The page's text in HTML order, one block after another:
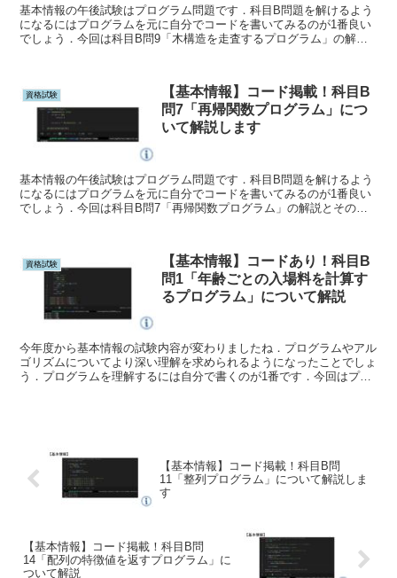
基本情報の午後試験はプログラム問題です．科目B問題を解けるよう
になるにはプログラムを元に自分でコードを書いてみるのが1番良い
でしょう．今回は科目B問9「木構造を走査するプログラム」の解説
資格試験
【基本情報】コード掲載！科目B
問7「再帰関数プログラム」につ
いて解説します
基本情報の午後試験はプログラム問題です．科目B問題を解けるよう
になるにはプログラムを元に自分でコードを書いてみるのが1番良い
でしょう．今回は科目B問7「再帰関数プログラム」の解説とそのコ
資格試験
【基本情報】コードあり！科目B
問1「年齢ごとの入場料を計算す
るプログラム」について解説
今年度から基本情報の試験内容が変わりましたね．プログラムやアル
ゴリズムについてより深い理解を求められるようになったことでしょ
う．プログラムを理解するには自分で書くのが1番です．今回はプロ
【基本情報】コード掲載！科目B問
11「整列プログラム」について解説しま
す
【基本情報】コード掲載！科目B問
14「配列の特徴値を返すプログラム」に
ついて解説